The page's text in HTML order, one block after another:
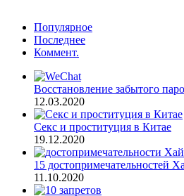
Популярное
Последнее
Коммент.
Восстановление забытого
12.03.2020
Секс и проституция в Китае
19.12.2020
15 достопримечательностей
11.10.2020